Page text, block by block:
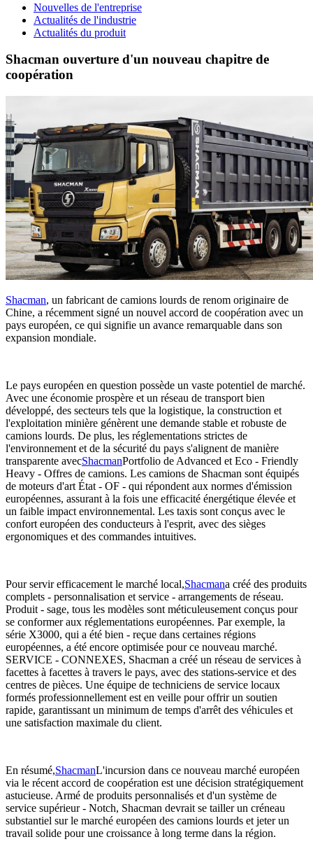
Nouvelles de l'entreprise
Actualités de l'industrie
Actualités du produit
Shacman ouverture d'un nouveau chapitre de
coopération
Shacman, un fabricant de camions lourds de renom originaire de
Chine, a récemment signé un nouvel accord de coopération avec un
pays européen, ce qui signifie un avance remarquable dans son
expansion mondiale.
Le pays européen en question possède un vaste potentiel de marché.
Avec une économie prospère et un réseau de transport bien
développé, des secteurs tels que la logistique, la construction et
l'exploitation minière génèrent une demande stable et robuste de
camions lourds. De plus, les réglementations strictes de
l'environnement et de la sécurité du pays s'alignent de manière
transparente avecShacmanPortfolio de Advanced et Eco - Friendly
Heavy - Offres de camions. Les camions de Shacman sont équipés
de moteurs d'art État - OF - qui répondent aux normes d'émission
européennes, assurant à la fois une efficacité énergétique élevée et
un faible impact environnemental. Les taxis sont conçus avec le
confort européen des conducteurs à l'esprit, avec des sièges
ergonomiques et des commandes intuitives.
Pour servir efficacement le marché local,Shacmana créé des produits
complets - personnalisation et service - arrangements de réseau.
Produit - sage, tous les modèles sont méticuleusement conçus pour
se conformer aux réglementations européennes. Par exemple, la
série X3000, qui a été bien - reçue dans certaines régions
européennes, a été encore optimisée pour ce nouveau marché.
SERVICE - CONNEXES, Shacman a créé un réseau de services à
facettes à facettes à travers le pays, avec des stations-service et des
centres de pièces. Une équipe de techniciens de service locaux
formés professionnellement est en veille pour offrir un soutien
rapide, garantissant un minimum de temps d'arrêt des véhicules et
une satisfaction maximale du client.
En résumé,ShacmanL'incursion dans ce nouveau marché européen
via le récent accord de coopération est une décision stratégiquement
astucieuse. Armé de produits personnalisés et d'un système de
service supérieur - Notch, Shacman devrait se tailler un créneau
substantiel sur le marché européen des camions lourds et jeter un
travail solide pour une croissance à long terme dans la région.